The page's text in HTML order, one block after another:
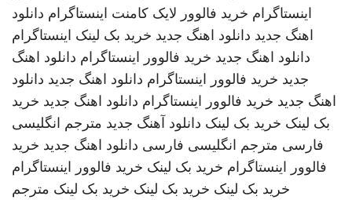
اینستاگرام خرید فالوور لایک کامنت اینستاگرام دانلود
اهنگ جدید دانلود اهنگ جدید خرید بک لینک اینستاگرام
دانلود اهنگ جدید خرید فالوور اینستاگرام دانلود اهنگ
جدید خرید فالوور اینستاگرام دانلود اهنگ جدید دانلود
اهنگ جدید خرید فالوور اینستاگرام دانلود اهنگ جدید خرید
بک لینک خرید بک لینک دانلود آهنگ جدید مترجم انگلیسی
فارسی مترجم انگلیسی فارسی دانلود اهنگ جدید خرید
فالوور اینستاگرام خرید بک لینک خرید فالوور اینستاگرام
خرید بک لینک خرید بک لینک خرید بک لینک مترجم